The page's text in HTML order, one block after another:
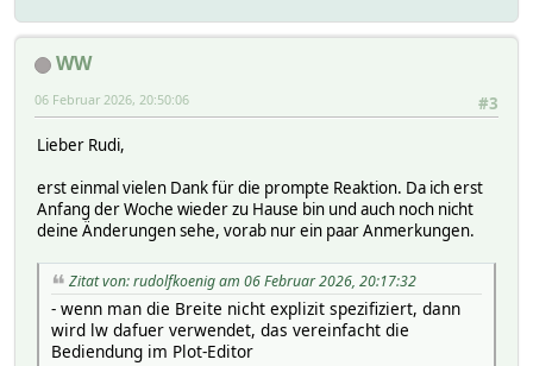
WW
#3
06 Februar 2026, 20:50:06
Lieber Rudi,
erst einmal vielen Dank für die prompte Reaktion. Da ich erst
Anfang der Woche wieder zu Hause bin und auch noch nicht
deine Änderungen sehe, vorab nur ein paar Anmerkungen.
Zitat von: rudolfkoenig am 06 Februar 2026, 20:17:32
- wenn man die Breite nicht explizit spezifiziert, dann
wird lw dafuer verwendet, das vereinfacht die
Bediendung im Plot-Editor